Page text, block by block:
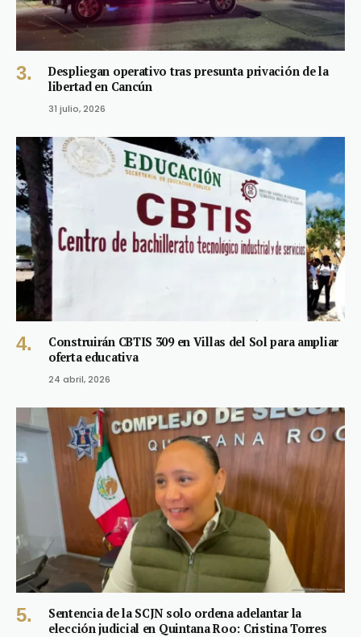
Despliegan operativo tras presunta privación de la
libertad en Cancún
31 julio, 2026
Construirán CBTIS 309 en Villas del Sol para ampliar
oferta educativa
24 abril, 2026
Sentencia de la SCJN solo ordena adelantar la
elección judicial en Quintana Roo: Cristina Torres